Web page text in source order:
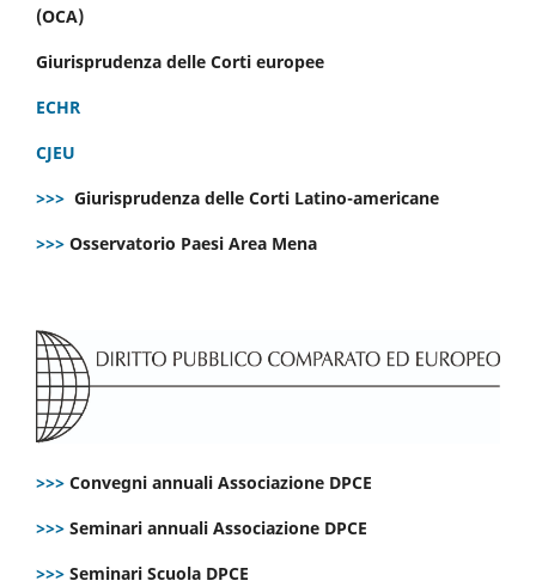
(OCA)
Giurisprudenza delle Corti europee
ECHR
CJEU
>>> Giurisprudenza delle Corti Latino-americane
>>> Osservatorio Paesi Area Mena
>>> Convegni annuali Associazione DPCE
>>> Seminari annuali Associazione DPCE
>>> Seminari Scuola DPCE